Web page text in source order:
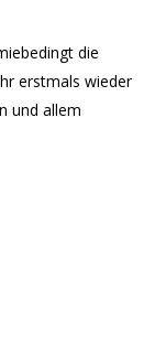
die
erstmals wieder
und allem